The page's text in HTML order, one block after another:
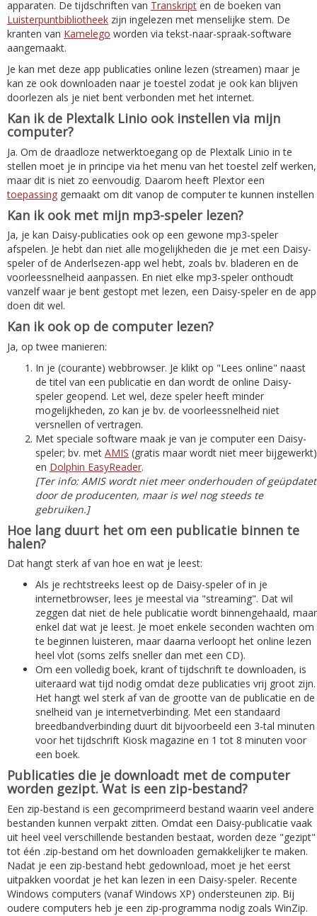
apparaten. De tijdschriften van Transkript en de boeken van
Luisterpuntbibliotheek zijn ingelezen met menselijke stem. De
kranten van Kamelego worden via tekst-naar-spraak-software
aangemaakt.
Je kan met deze app publicaties online lezen (streamen) maar je
kan ze ook downloaden naar je toestel zodat je ook kan blijven
doorlezen als je niet bent verbonden met het internet.
Kan ik de Plextalk Linio ook instellen via mijn
computer?
Ja. Om de draadloze netwerktoegang op de Plextalk Linio in te
stellen moet je in principe via het menu van het toestel zelf werken,
maar dit is niet zo eenvoudig. Daarom heeft Plextor een
toepassing gemaakt om dit vanop de computer te kunnen instellen
Kan ik ook met mijn mp3-speler lezen?
Ja, je kan Daisy-publicaties ook op een gewone mp3-speler
afspelen. Je hebt dan niet alle mogelijkheden die je met een Daisy-
speler of de Anderlsezen-app wel hebt, zoals bv. bladeren en de
voorleessnelheid aanpassen. En niet elke mp3-speler onthoudt
vanzelf waar je bent gestopt met lezen, een Daisy-speler en de app
doen dit wel.
Kan ik ook op de computer lezen?
Ja, op twee manieren:
In je (courante) webbrowser. Je klikt op "Lees online" naast
de titel van een publicatie en dan wordt de online Daisy-
speler geopend. Let wel, deze speler heeft minder
mogelijkheden, zo kan je bv. de voorleessnelheid niet
versnellen of vertragen.
Met speciale software maak je van je computer een Daisy-
speler; bv. met AMIS (gratis maar wordt niet meer bijgewerkt)
en Dolphin EasyReader.
[Ter info: AMIS wordt niet meer onderhouden of geüpdatet
door de producenten, maar is wel nog steeds te
gebruiken.]
Hoe lang duurt het om een publicatie binnen te
halen?
Dat hangt sterk af van hoe en wat je leest:
Als je rechtstreeks leest op de Daisy-speler of in je
internetbrowser, lees je meestal via "streaming". Dat wil
zeggen dat niet de hele publicatie wordt binnengehaald, maar
enkel dat wat je leest. Je moet enkele seconden wachten om
te beginnen luisteren, maar daarna verloopt het online lezen
heel vlot (soms zelfs sneller dan met een CD).
Om een volledig boek, krant of tijdschrift te downloaden, is
uiteraard wat tijd nodig omdat deze publicaties vrij groot zijn.
Het hangt wel sterk af van de grootte van de publicatie en de
snelheid van je internetverbinding. Met een standaard
breedbandverbinding duurt dit bijvoorbeeld een 3-tal minuten
voor het tijdschrift Kiosk magazine en 1 tot 8 minuten voor
een boek.
Publicaties die je downloadt met de computer
worden gezipt. Wat is een zip-bestand?
Een zip-bestand is een gecomprimeerd bestand waarin veel andere
bestanden kunnen verpakt zitten. Omdat een Daisy-publicatie vaak
uit heel veel verschillende bestanden bestaat, worden deze "gezipt"
tot één .zip-bestand om het downloaden gemakkelijker te maken.
Nadat je een zip-bestand hebt gedownload, moet je het eerst
uitpakken voordat je het kan lezen in een Daisy-speler. Recente
Windows computers (vanaf Windows XP) ondersteunen zip. Bij
oudere computers heb je een zip-programma nodig zoals WinZip.